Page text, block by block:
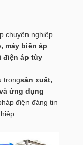
chuyên nghiệp
máy biến áp
điện áp tùy
trongsản xuất,
ứng dụng
điện đáng tin